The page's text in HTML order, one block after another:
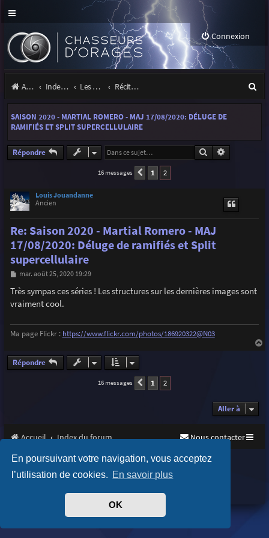
En poursuivant votre navigation, vous acceptez
l’utilisation de cookies. En savoir plus
OK
Connexion
Accueil Index du forum Les orages Récits et photos d'orages
e
h
SAISON 2020 - MARTIAL ROMERO - MAJ 17/08/2020: DÉLUGE DE
RAMIFIÉS ET SPLIT SUPERCELLULAIRE
Répondre Rechercher
16 messages Précédente
1 2
Louis Jouandanne
Ancien
Re: Saison 2020 - Martial Romero - MAJ
17/08/2020: Déluge de ramifiés et Split
supercellulaire
M
s
s
a
mar. août 25, 2020 19:29
Très sympas ces séries ! Les structures sur les dernières images sont
vraiment cool.
Ma page Flickr : https://www.flickr.com/photos/186920322@N03
Répondre
16 messages Précédente
1 2
Aller à
Accueil Index du forum Nous contacter
Purplexion style byIan Bradley
Développé parphpBB® Forum Software © phpBB Limited
Traduit parphpBB-fr.com
Confidentialité|Conditions